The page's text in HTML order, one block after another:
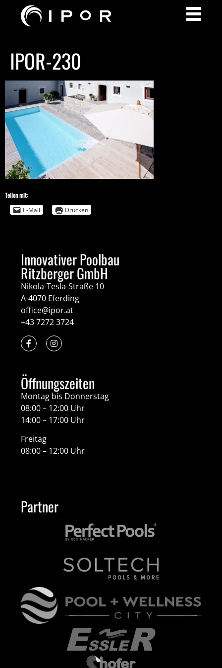
IPOR-230
Teilen mit:
E-Mail
Drucken
Innovativer Poolbau
Ritzberger GmbH
Nikola-Tesla-Straße 10
A-4070 Eferding
office@ipor.at
+43 7272 3724
Öffnungszeiten
Montag bis Donnerstag
08:00 – 12:00 Uhr
14:00 – 17:00 Uhr
Freitag
08:00 – 12:00 Uhr
Partner